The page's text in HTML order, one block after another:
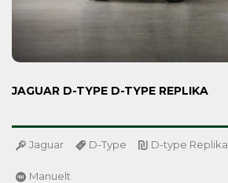
JAGUAR D-TYPE D-TYPE REPLIKA
Jaguar D-Type D-type Replika
Manuelt